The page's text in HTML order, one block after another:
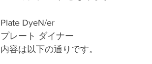
Plate DyeN/er
プレート ダイナー
内容は以下の通りです。